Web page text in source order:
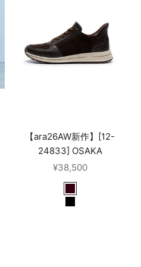
【ara26AW新作】[12-
24833] OSAKA
セール価格
¥38,500
CACAO,MORO
SCHWARZ